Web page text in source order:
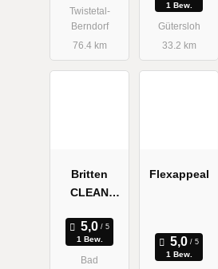
Twistetal-
Berndorf
76.4 km
1 Bew.
Gütersloh
33.2 km
Britten
CLEAN
igung
1 Bew.
Bad
Flexappeal
1 Bew.